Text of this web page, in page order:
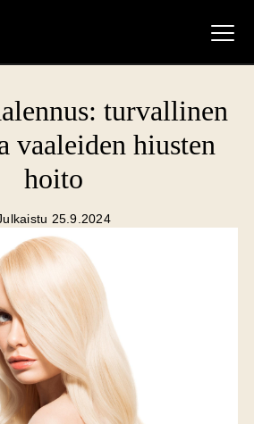
turvallinen
vaaleiden hiusten
hoito
25.9.2024